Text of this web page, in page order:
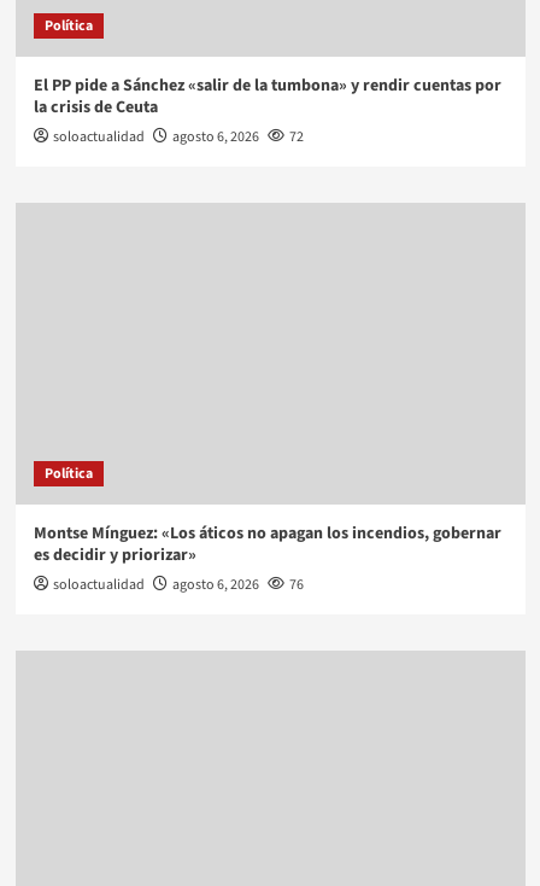
Política
El PP pide a Sánchez «salir de la tumbona» y rendir cuentas por
la crisis de Ceuta
soloactualidad agosto 6, 2026 72
Política
Montse Mínguez: «Los áticos no apagan los incendios, gobernar
es decidir y priorizar»
soloactualidad agosto 6, 2026 76